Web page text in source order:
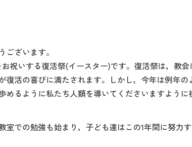
ざいます。
祝いする復活祭(イースター)です。復活祭は，教
復活の喜びに満たされます。しかし，今年は例年
るように私たち人類を導いてくださいますように
での勉強も始まり，子ども達はこの1年間に努力